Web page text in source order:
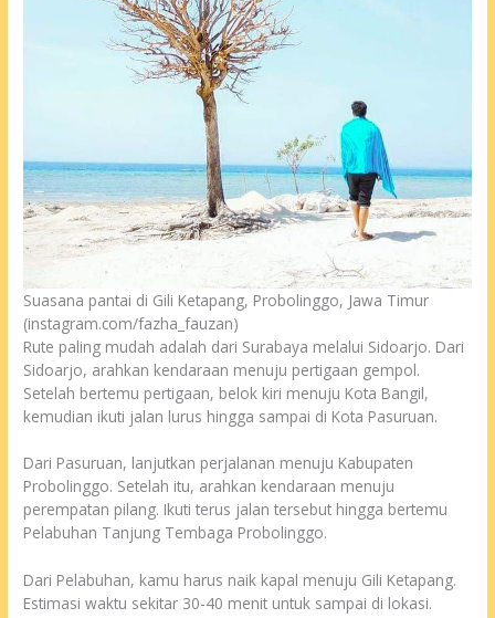
Suasana pantai di Gili Ketapang, Probolinggo, Jawa Timur
(instagram.com/fazha_fauzan)
Rute paling mudah adalah dari Surabaya melalui Sidoarjo. Dari
Sidoarjo, arahkan kendaraan menuju pertigaan gempol.
Setelah bertemu pertigaan, belok kiri menuju Kota Bangil,
kemudian ikuti jalan lurus hingga sampai di Kota Pasuruan.
Dari Pasuruan, lanjutkan perjalanan menuju Kabupaten
Probolinggo. Setelah itu, arahkan kendaraan menuju
perempatan pilang. Ikuti terus jalan tersebut hingga bertemu
Pelabuhan Tanjung Tembaga Probolinggo.
Dari Pelabuhan, kamu harus naik kapal menuju Gili Ketapang.
Estimasi waktu sekitar 30-40 menit untuk sampai di lokasi.